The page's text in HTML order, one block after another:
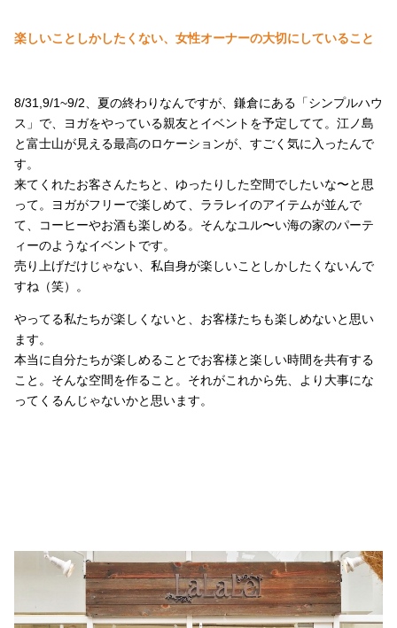
楽しいことしかしたくない、女性オーナーの大切にしていること
8/31,9/1~9/2、夏の終わりなんですが、鎌倉にある「シンプルハウ
ス」で、ヨガをやっている親友とイベントを予定してて。江ノ島
と富士山が見える最高のロケーションが、すごく気に入ったんで
す。
来てくれたお客さんたちと、ゆったりした空間でしたいな〜と思
って。ヨガがフリーで楽しめて、ララレイのアイテムが並んで
て、コーヒーやお酒も楽しめる。そんなユル〜い海の家のパーテ
ィーのようなイベントです。
売り上げだけじゃない、私自身が楽しいことしかしたくないんで
すね（笑）。
やってる私たちが楽しくないと、お客様たちも楽しめないと思い
ます。
本当に自分たちが楽しめることでお客様と楽しい時間を共有する
こと。そんな空間を作ること。それがこれから先、より大事にな
ってくるんじゃないかと思います。